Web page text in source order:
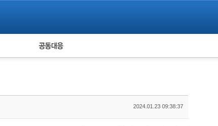
피해자 공동대응
2024.01.23 09:38:37